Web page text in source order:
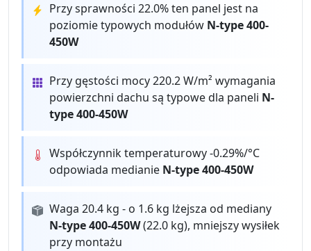
Przy sprawności 22.0% ten panel jest na
poziomie typowych modułów N-type 400-
450W
Przy gęstości mocy 220.2 W/m² wymagania
powierzchni dachu są typowe dla paneli N-
type 400-450W
Współczynnik temperaturowy -0.29%/°C
odpowiada medianie N-type 400-450W
Waga 20.4 kg - o 1.6 kg lżejsza od mediany
N-type 400-450W(22.0 kg), mniejszy wysiłek
przy montażu